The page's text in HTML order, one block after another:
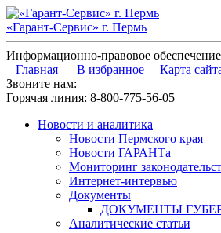
«Гарант-Сервис» г. Пермь
Информационно-правовое
Главная
В избранное Карта
Звоните нам:
Горячая линия: 8-800-775-56-05
Новости и аналитика
Новости Пермского края
Новости ГАРАНТа
Мониторинг
Интернет-интервью
Документы
ДОКУМЕНТЫ
Аналитические статьи